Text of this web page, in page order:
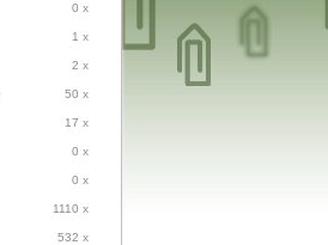
0 x
1 x
2 x
50 x
17 x
0 x
0 x
1110 x
532 x